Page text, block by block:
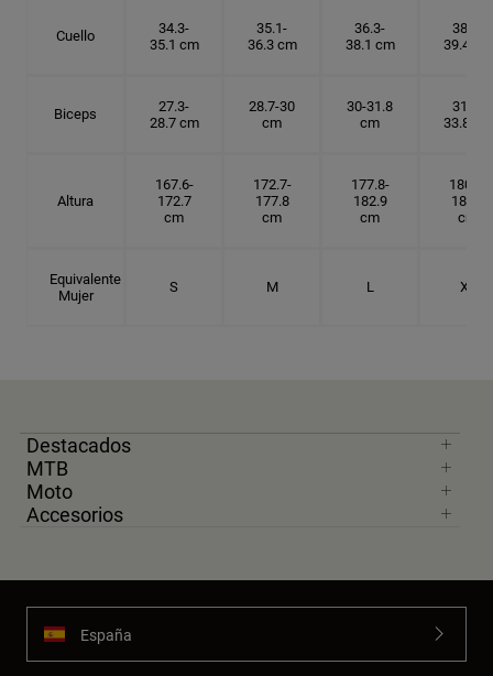
Cuello
34.3-
35.1 cm
35.1-
36.3 cm
36.3-
38.1 cm
38.1-
39.4 cm
Biceps
27.3-
28.7 cm
28.7-30
cm
30-31.8
cm
31.8-
33.8 cm
Altura
167.6-
172.7
cm
172.7-
177.8
cm
177.8-
182.9
cm
180.3-
185.5
cm
Equivalente
Mujer
S M L XL
Destacados
MTB
Moto
Accesorios
España